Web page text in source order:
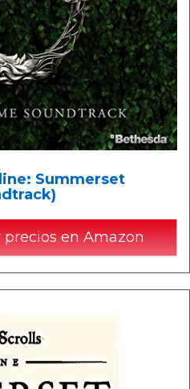
Summerset
en Amazon